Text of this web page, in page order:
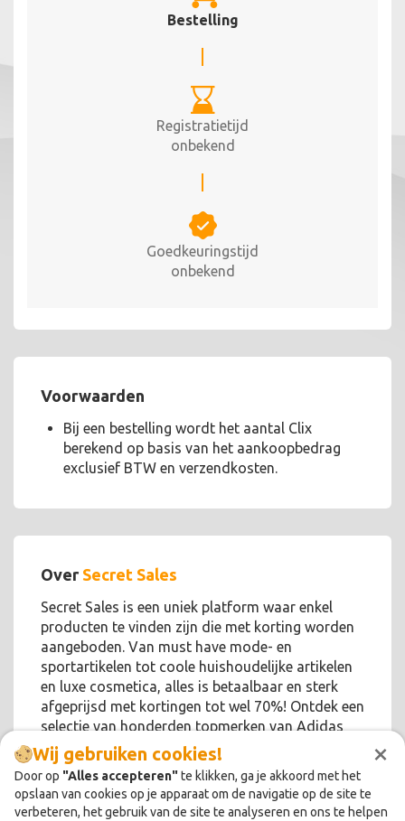
×
Wij gebruiken cookies!
Door op "Alles accepteren"te klikken, ga je akkoord met het
opslaan van cookies op je apparaat om de navigatie op de site te
verbeteren, het gebruik van de site te analyseren en ons te helpen
Bestelling
Registratietijd
onbekend
Goedkeuringstijd
onbekend
Voorwaarden
Bij een bestelling wordt het aantal Clix
berekend op basis van het aankoopbedrag
exclusief BTW en verzendkosten.
Over Secret Sales
Secret Sales is een uniek platform waar enkel
producten te vinden zijn die met korting worden
aangeboden. Van must have mode- en
sportartikelen tot coole huishoudelijke artikelen
en luxe cosmetica, alles is betaalbaar en sterk
afgeprijsd met kortingen tot wel 70%! Ontdek een
selectie van honderden topmerken van Adidas
tot Yumi.